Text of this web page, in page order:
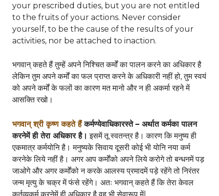
your prescribed duties, but you are not entitled
to the fruits of your actions. Never consider
yourself, to be the cause of the results of your
activities, nor be attached to inaction.
भगवान् कहते हैं तुम्हें अपने निश्चित कर्मों का पालन करने का अधिकार है
लेकिन तुम अपने कर्मों का फल प्राप्त करने के अधिकारी नहीं हो, तुम स्वयं
को अपने कर्मों के फलों का कारण मत मानो और न ही अकर्मा रहने में
आसक्ति रखो।
भगवान् श्री कृष्ण कहते हैंकर्मण्येवाधिकारस्ते – अर्थात कर्मका पालन
करनेमें ही तेरा अधिकार है। इसमें तू स्वतन्त्र है। कारण कि मनुष्य ही
एकमात्र कर्मयोनि है। मनुष्यके सिवाय दूसरी कोई भी योनि नया कर्म
करनेके लिये नहीं है। अगर आप कर्मोंको अपने लिये करोगे तो बन्धनमें पड़
जाओगे और अगर कर्मोंको न करके आलस्य प्रमादमें पड़े रहेंगे तो निरंतर
जन्म मृत्यु के चक्र में फंसे रहेंगे। अतः भगवान् कहते हैं कि तेरा केवल